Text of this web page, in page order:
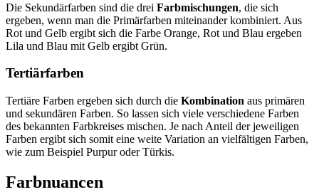
Die Sekundärfarben sind die drei Farbmischungen, die sich
ergeben, wenn man die Primärfarben miteinander kombiniert. Aus
Rot und Gelb ergibt sich die Farbe Orange, Rot und Blau ergeben
Lila und Blau mit Gelb ergibt Grün.
Tertiärfarben
Tertiäre Farben ergeben sich durch die Kombination aus primären
und sekundären Farben. So lassen sich viele verschiedene Farben
des bekannten Farbkreises mischen. Je nach Anteil der jeweiligen
Farben ergibt sich somit eine weite Variation an vielfältigen Farben,
wie zum Beispiel Purpur oder Türkis.
Farbnuancen